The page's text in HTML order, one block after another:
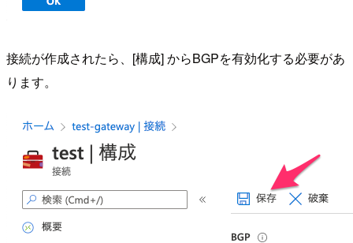
接続が作成されたら、[構成] からBGPを有効化する必要があ
ります。